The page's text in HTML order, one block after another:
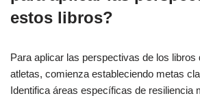
estos libros?
Para aplicar las perspectivas de los libros
atletas, comienza estableciendo metas
Identifica áreas específicas de resiliencia